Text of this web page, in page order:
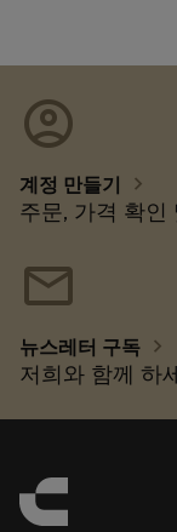
account_circle
계정 만들기 chevron_right
주문, 가격 확인
mail
뉴스레터 구독 chevron_right
저희와 함께 하